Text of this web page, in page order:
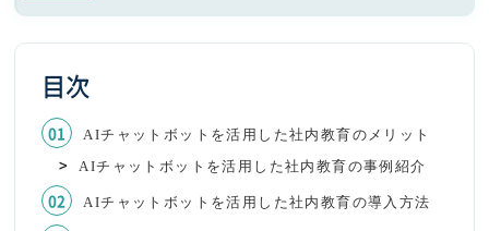
目次
AIチャットボットを活用した社内教育のメリット
AIチャットボットを活用した社内教育の事例紹介
AIチャットボットを活用した社内教育の導入方法